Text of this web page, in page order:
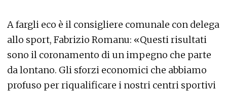
A fargli eco è il consigliere comunale con delega
allo sport, Fabrizio Romanu: «Questi risultati
sono il coronamento di un impegno che parte
da lontano. Gli sforzi economici che abbiamo
profuso per riqualificare i nostri centri sportivi